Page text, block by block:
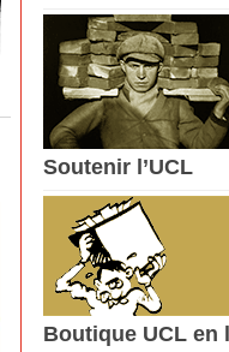
Soutenir l’UCL
Boutique UCL en